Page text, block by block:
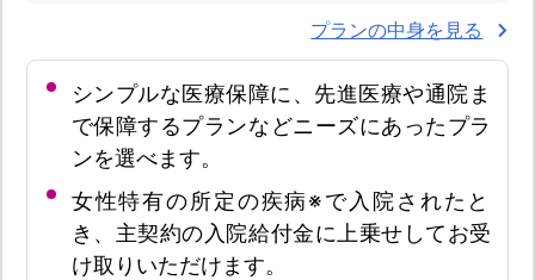
プランの中身を見る
シンプルな医療保障に、先進医療や通院ま
で保障するプランなどニーズにあったプラ
ンを選べます。
女性特有の所定の疾病※で入院されたと
き、主契約の入院給付金に上乗せしてお受
け取りいただけます。